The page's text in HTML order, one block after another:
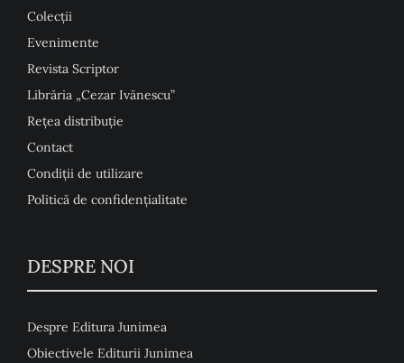
Colecţii
Evenimente
Revista Scriptor
Librăria „Cezar Ivănescu”
Rețea distribuție
Contact
Condiţii de utilizare
Politică de confidențialitate
DESPRE NOI
Despre Editura Junimea
Obiectivele Editurii Junimea